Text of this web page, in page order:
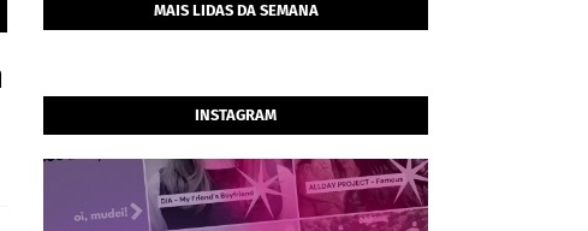
MAIS LIDAS DA SEMANA
INSTAGRAM